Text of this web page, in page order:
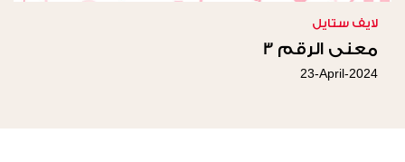
لايف ستايل
معنى الرقم 3
23-April-2024